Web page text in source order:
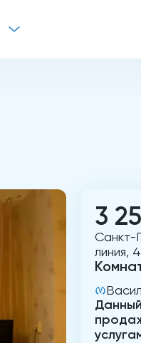
3
Санкт-
линия,